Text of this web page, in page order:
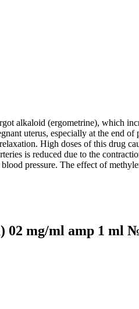
alkaloid (ergometrine), which
uterus, especially at the end
High doses of this drug
is reduced due to the
pressure. The effect of
02 mg/ml amp 1 ml